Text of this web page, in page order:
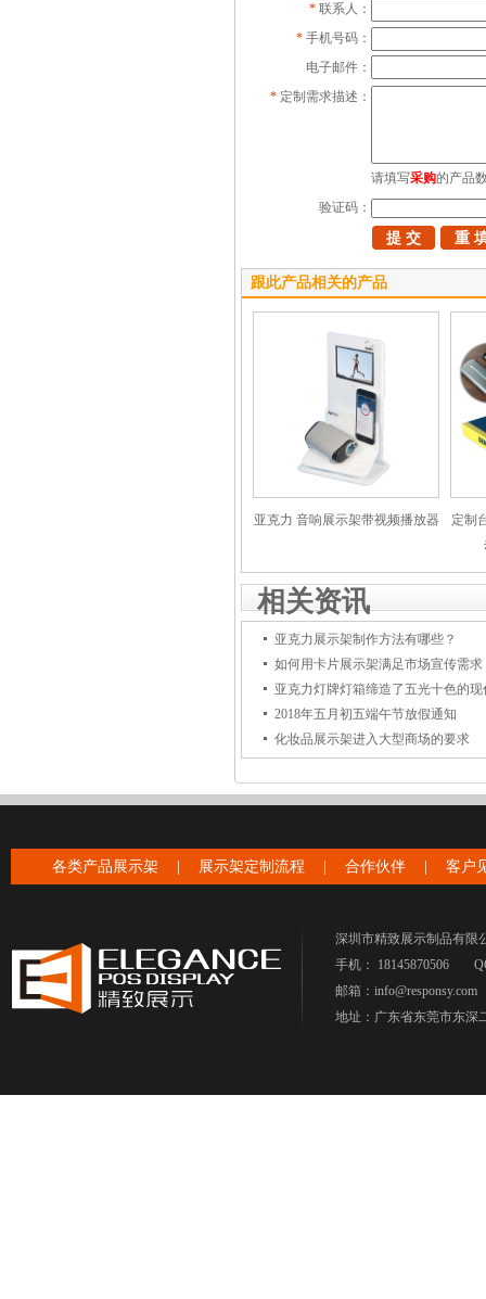
* 联系人：
* 手机号码：
电子邮件：
* 定制需求描述：
请填写采购的产品
验证码：
跟此产品相关的产品
亚克力 音响展示架带视频播放器
定制
相关资讯
亚克力展示架制作方法有哪些？
如何用卡片展示架满足市场宣传需求
亚克力灯牌灯箱缔造了五光十色的现
2018年五月初五端午节放假通知
化妆品展示架进入大型商场的要求
各类产品展示架 展示架定制流程 合作伙伴 客户
深圳市精致展示制品有限
手机： 18145870506
邮箱：info@responsy.com
地址：广东省东莞市东深